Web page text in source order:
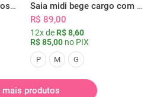
Saia midi branca flores rosas com bolsos
Saia midi bege cargo com bolsos
R$ 89,00
12x de R$ 8,60
R$ 85,00 no PIX
P M G
mais produtos